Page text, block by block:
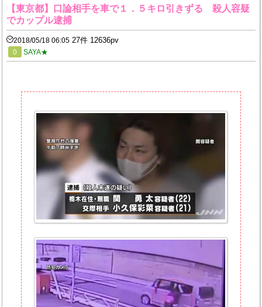
【東京都】口論相手を車で１．５キロ引きずる 殺人容疑
でカップル逮捕
2018/05/18 06:05 27件 12636pv
0 SAYA★